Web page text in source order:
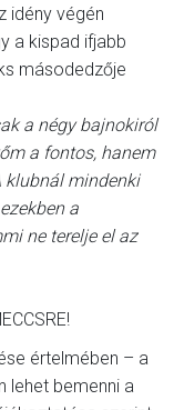
idény végén
a kispad ifjabb
másodedzője
a négy bajnokiról
a fontos, hanem
klubnál mindenki
a
ne terelje el az
értelmében – a
lehet bemenni a